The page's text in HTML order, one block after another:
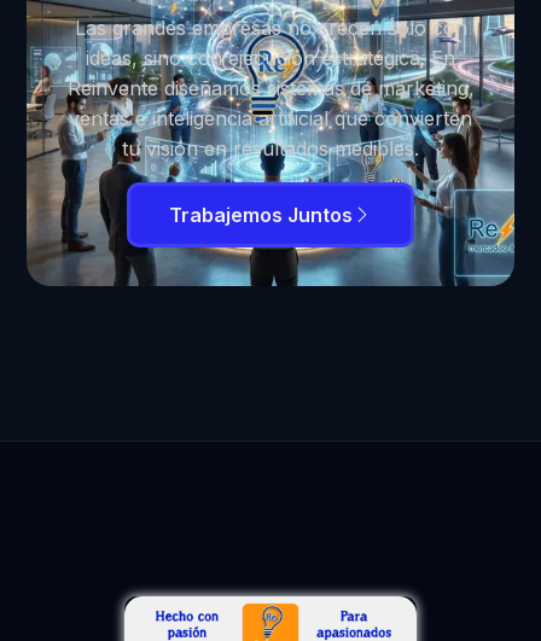
Las grandes empresas no crecen solo con
ideas, sino con ejecución estratégica. En
Reinvente diseñamos sistemas de marketing,
ventas e inteligencia artificial que convierten
tu visión en resultados medibles.
Trabajemos Juntos